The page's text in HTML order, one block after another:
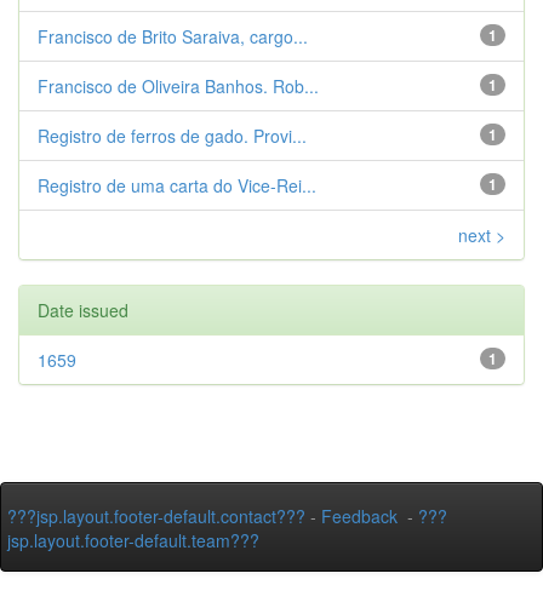
1
Francisco de Brito Saraiva, cargo...
1
Francisco de Oliveira Banhos. Rob...
1
Registro de ferros de gado. Provi...
1
Registro de uma carta do Vice-Rei...
next >
Date issued
1
1659
???jsp.layout.footer-default.contact??? - Feedback - ???
jsp.layout.footer-default.team???